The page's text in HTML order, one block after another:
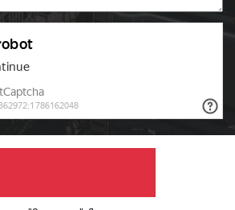
распоряжения, чтобы
ролик был снят с эфира, но
при этом заказчику
отчета
: после окончания
кампании заказчику
отчет. Указанный отчет
отчетности мы можем